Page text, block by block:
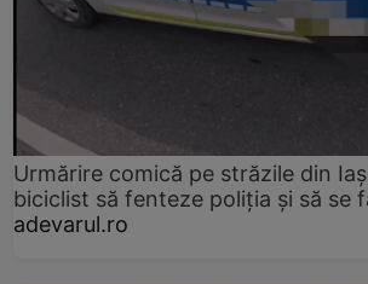
Urmărire comică pe străzile din
biciclist să fenteze poliția și să se
adevarul.ro